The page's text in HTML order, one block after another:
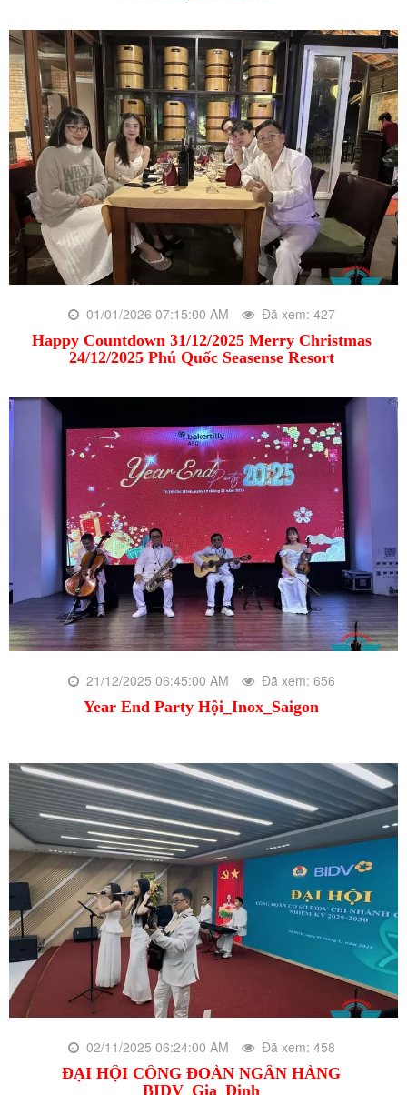
01/01/2026 07:15:00 AM Đã xem: 427
Happy Countdown 31/12/2025 Merry Christmas
24/12/2025 Phú Quốc Seasense Resort
21/12/2025 06:45:00 AM Đã xem: 656
Year End Party Hội_Inox_Saigon
02/11/2025 06:24:00 AM Đã xem: 458
ĐẠI HỘI CÔNG ĐOÀN NGÂN HÀNG
BIDV_Gia_Định